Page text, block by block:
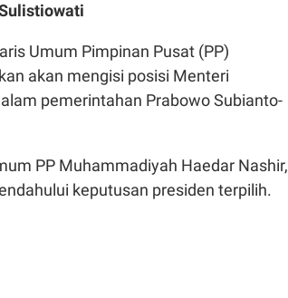
Umum Pimpinan Pusat (PP)
akan mengisi posisi Menteri
pemerintahan Prabowo Subianto-
PP Muhammadiyah Haedar Nashir,
keputusan presiden terpilih.